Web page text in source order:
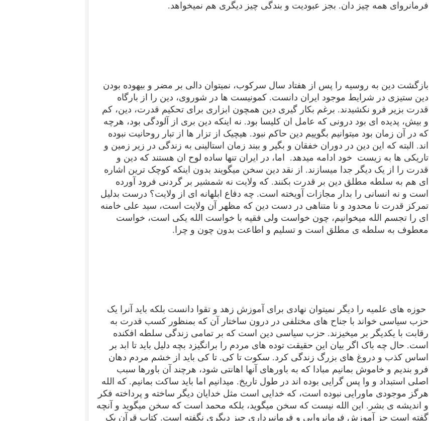
فرمانروای همه چیز دان. بجز عبودیت و بندگی چیز دیگری هم نمیخواهد.
بازگشت دین به روسیه را پس از هفتاد سال سرکوب، نمیتوان دالی بر مضر و بیهوده بودن
دین ستیزی در شرایط موجود ایران دانست. کمونیست ها در شوروی، دین را از بارگاه
قدرت بزیر فرو نکشیدند. برغم بکار گیری دین همچون ابزاری برای تحکیم قدرت، دین، کم
و بیش، پدیده ای بود درونی که عامل ان کلیسا بود. نه اینکه دین بری از آلودگی بود، هرچه
که در آن زمان بود میتوانیم بگوییم دین حاکم نبود. هیچیک از تزار ها از تبار روحانیت نبوده
اند. البته که این دین در دوران خفقان و بگیر و ببند زمان استالینی به زندگی در زیر زمین و
تاریکی ها به زیست خود ادامه میدهد.
اما، در ایران تنها ساده لوح ان هستند که دین و
قدرت را از یک دیگر جدا میسازند. از نقد دین سخن میگویند بدون اینکه کوچک ترین اشاره
ای هم به سلطه مطلق دین بر قدرت بکنند. که ولایت نه شمشیر بر گردنی فرود آورده
است و نه انسانی را بدار مجازات آویخته است. چه دفاع ابلهانه ای از ولایت؟ درست بدلیل
تمرکز قدرت نا محدود و نا متناهی در دست دین که مظهر آن ولایت است، سید علی خامنه
ای را تجسم الله میخوانیم، چون خواست ولی فقیه با خواست الله یکی است، خواست
معطوف به سلطه ی مطلق است و تسلیم و اطاعت بدون چون و چرا.
حوزه های علمیه را دیگر نمیتوان نهادی برای آموزش زهد و تقوا دانست بلکه باید آنرا یک
حزب سیاسی خواند با جناح های مختلفی در درون ساختار آن که بمنظور کسب قدرت به
رقابت با یکدیگر بر میخیزند. حزب سیاسی دین است که بر تمامی زندگی سلطه افکنده
است. حال چه باک اگر بیان این حقیقت توده های مردم را برانگیزد بچه دلیل باید تا ابد بر
اساس کذب و دروغ های بزرگ زندگی کرد. سکوت تا کی. تا کی باید از خشم مردم دهان
فرو بندیم و خاموش بمانیم مبادا که به باورهای آنها اهانتی شود، هرچند آن باورها سبب
اصلی استبداد و وا پس گرایی بوده اند در طول تاریخ. میدانیم اما باید ساکت بمانیم. که الله
هرگز موجودی ماورایی نبوده است، که خدایی است مثل خدایان دیگر ساخته و پرداخته فکر
و اندیشه ی بشر. این الله نیست که سخن میگوید، بلکه محمد است که سخن میگوید و آنچه
گفته است جز آموزش فرمانروایی و فرمانبرداری چیز دیگری نگفته است. کتاب قرآن یک